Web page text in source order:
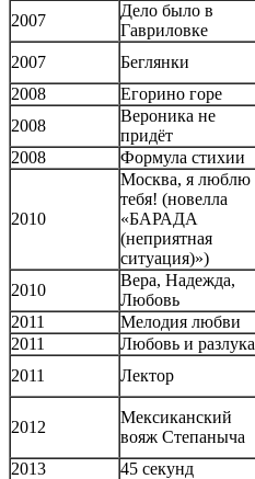
2007
Дело было в
Гавриловке
2007
Беглянки
2008
Егорино горе
2008
Вероника не
придёт
2008
Формула стихии
2010
Москва, я люблю
тебя! (новелла
«БАРАДА
(неприятная
ситуация)»)
2010
Вера, Надежда,
Любовь
2011
Мелодия любви
2011
Любовь и разлука
2011
Лектор
2012
Мексиканский
вояж Степаныча
2013
45 секунд